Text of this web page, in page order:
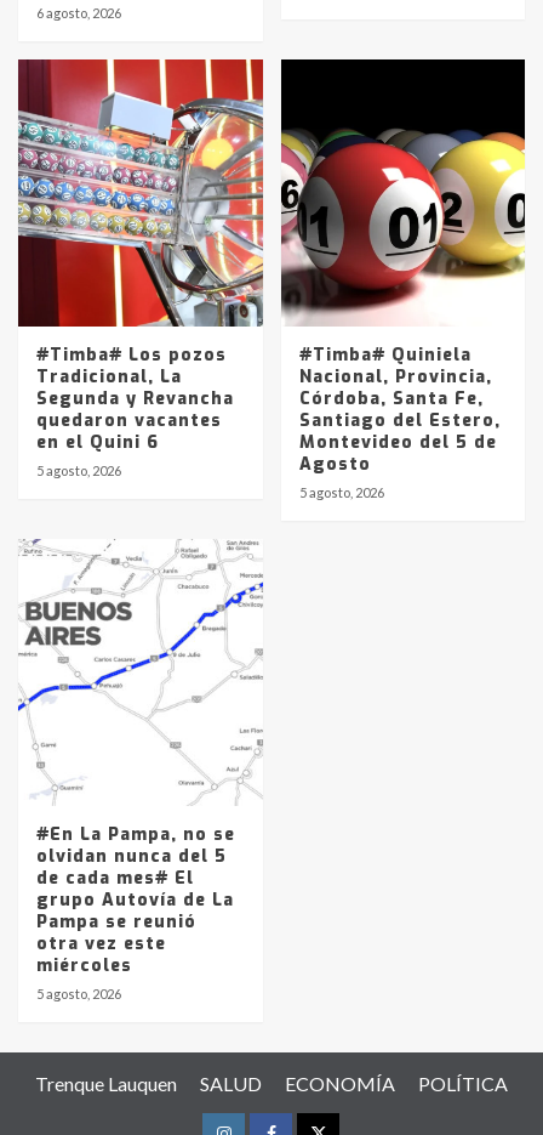
6 agosto, 2026
#Timba# Los pozos
Tradicional, La
Segunda y Revancha
quedaron vacantes
en el Quini 6
5 agosto, 2026
#Timba# Quiniela
Nacional, Provincia,
Córdoba, Santa Fe,
Santiago del Estero,
Montevideo del 5 de
Agosto
5 agosto, 2026
#En La Pampa, no se
olvidan nunca del 5
de cada mes# El
grupo Autovía de La
Pampa se reunió
otra vez este
miércoles
5 agosto, 2026
Trenque Lauquen SALUD ECONOMÍA POLÍTICA